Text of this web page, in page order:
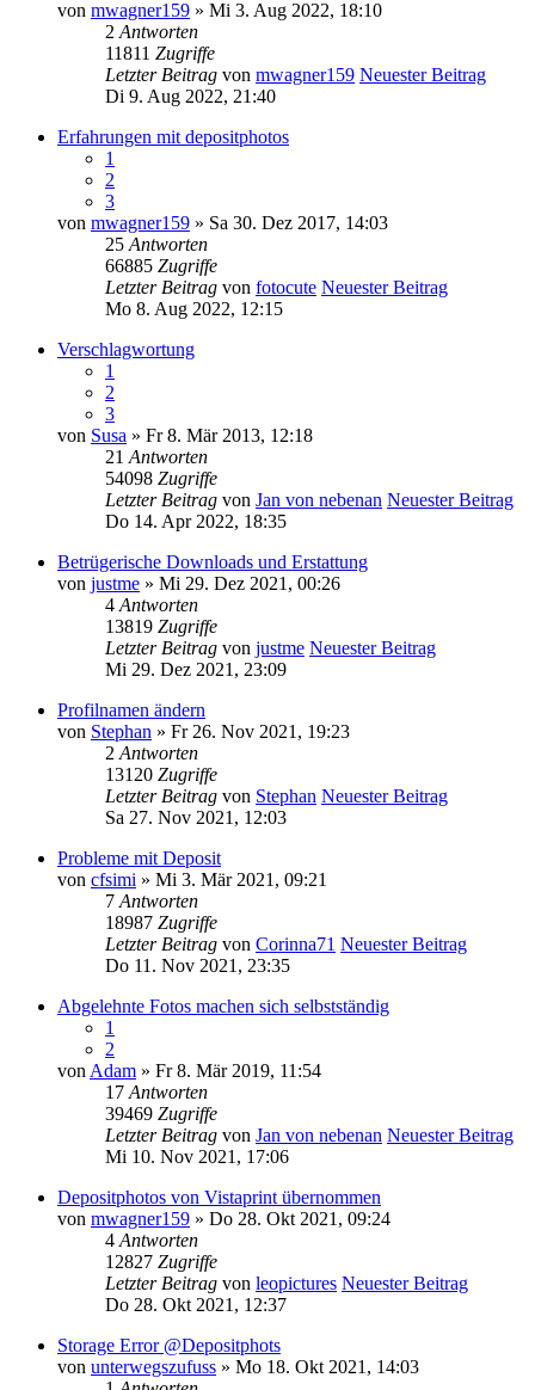
von mwagner159 » Mi 3. Aug 2022, 18:10
2 Antworten
11811 Zugriffe
Letzter Beitrag von mwagner159 Neuester Beitrag
Di 9. Aug 2022, 21:40
Erfahrungen mit depositphotos
1
2
3
von mwagner159 » Sa 30. Dez 2017, 14:03
25 Antworten
66885 Zugriffe
Letzter Beitrag von fotocute Neuester Beitrag
Mo 8. Aug 2022, 12:15
Verschlagwortung
1
2
3
von Susa » Fr 8. Mär 2013, 12:18
21 Antworten
54098 Zugriffe
Letzter Beitrag von Jan von nebenan Neuester Beitrag
Do 14. Apr 2022, 18:35
Betrügerische Downloads und Erstattung
von justme » Mi 29. Dez 2021, 00:26
4 Antworten
13819 Zugriffe
Letzter Beitrag von justme Neuester Beitrag
Mi 29. Dez 2021, 23:09
Profilnamen ändern
von Stephan » Fr 26. Nov 2021, 19:23
2 Antworten
13120 Zugriffe
Letzter Beitrag von Stephan Neuester Beitrag
Sa 27. Nov 2021, 12:03
Probleme mit Deposit
von cfsimi » Mi 3. Mär 2021, 09:21
7 Antworten
18987 Zugriffe
Letzter Beitrag von Corinna71 Neuester Beitrag
Do 11. Nov 2021, 23:35
Abgelehnte Fotos machen sich selbstständig
1
2
von Adam » Fr 8. Mär 2019, 11:54
17 Antworten
39469 Zugriffe
Letzter Beitrag von Jan von nebenan Neuester Beitrag
Mi 10. Nov 2021, 17:06
Depositphotos von Vistaprint übernommen
von mwagner159 » Do 28. Okt 2021, 09:24
4 Antworten
12827 Zugriffe
Letzter Beitrag von leopictures Neuester Beitrag
Do 28. Okt 2021, 12:37
Storage Error @Depositphots
von unterwegszufuss » Mo 18. Okt 2021, 14:03